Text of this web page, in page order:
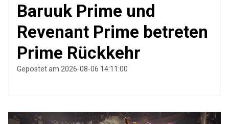
Baruuk Prime und
Revenant Prime betreten
Prime Rückkehr
Gepostet am 2026-08-06 14:11:00